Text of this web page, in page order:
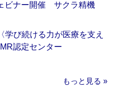
ビナー開催 サクラ精機
学び続ける力が医療を支え
認定センター
もっと見る »